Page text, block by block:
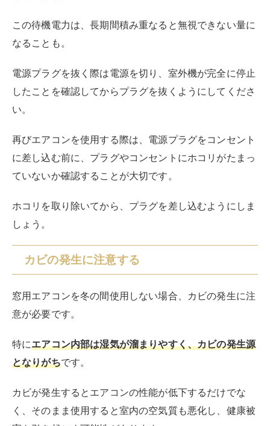
この待機電力は、長期間積み重なると無視できない量に
なることも。
電源プラグを抜く際は電源を切り、室外機が完全に停止
したことを確認してからプラグを抜くようにしてくださ
い。
再びエアコンを使用する際は、電源プラグをコンセント
に差し込む前に、プラグやコンセントにホコリがたまっ
ていないか確認することが大切です。
ホコリを取り除いてから、プラグを差し込むようにしま
しょう。
カビの発生に注意する
窓用エアコンを冬の間使用しない場合、カビの発生に注
意が必要です。
特にエアコン内部は湿気が溜まりやすく、カビの発生源
となりがちです。
カビが発生するとエアコンの性能が低下するだけでな
く、そのまま使用すると室内の空気質も悪化し、健康被